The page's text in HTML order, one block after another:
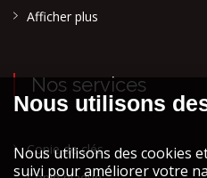
Afficher plus
Nos services
Copie de clés